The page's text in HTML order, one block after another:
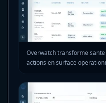
Overwatch transforme
actions en surface